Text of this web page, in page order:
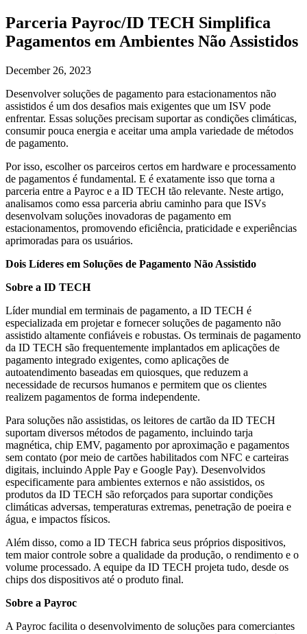
Parceria Payroc/ID TECH Simplifica
Pagamentos em Ambientes Não Assistidos
December 26, 2023
Desenvolver soluções de pagamento para estacionamentos não
assistidos é um dos desafios mais exigentes que um ISV pode
enfrentar. Essas soluções precisam suportar as condições climáticas,
consumir pouca energia e aceitar uma ampla variedade de métodos
de pagamento.
Por isso, escolher os parceiros certos em hardware e processamento
de pagamentos é fundamental. E é exatamente isso que torna a
parceria entre a Payroc e a ID TECH tão relevante. Neste artigo,
analisamos como essa parceria abriu caminho para que ISVs
desenvolvam soluções inovadoras de pagamento em
estacionamentos, promovendo eficiência, praticidade e experiências
aprimoradas para os usuários.
Dois Líderes em Soluções de Pagamento Não Assistido
Sobre a ID TECH
Líder mundial em terminais de pagamento, a ID TECH é
especializada em projetar e fornecer soluções de pagamento não
assistido altamente confiáveis e robustas. Os terminais de pagamento
da ID TECH são frequentemente implantados em aplicações de
pagamento integrado exigentes, como aplicações de
autoatendimento baseadas em quiosques, que reduzem a
necessidade de recursos humanos e permitem que os clientes
realizem pagamentos de forma independente.
Para soluções não assistidas, os leitores de cartão da ID TECH
suportam diversos métodos de pagamento, incluindo tarja
magnética, chip EMV, pagamento por aproximação e pagamentos
sem contato (por meio de cartões habilitados com NFC e carteiras
digitais, incluindo Apple Pay e Google Pay). Desenvolvidos
especificamente para ambientes externos e não assistidos, os
produtos da ID TECH são reforçados para suportar condições
climáticas adversas, temperaturas extremas, penetração de poeira e
água, e impactos físicos.
Além disso, como a ID TECH fabrica seus próprios dispositivos,
tem maior controle sobre a qualidade da produção, o rendimento e o
volume processado. A equipe da ID TECH projeta tudo, desde os
chips dos dispositivos até o produto final.
Sobre a Payroc
A Payroc facilita o desenvolvimento de soluções para comerciantes